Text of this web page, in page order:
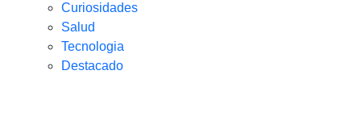
Curiosidades
Salud
Tecnologia
Destacado